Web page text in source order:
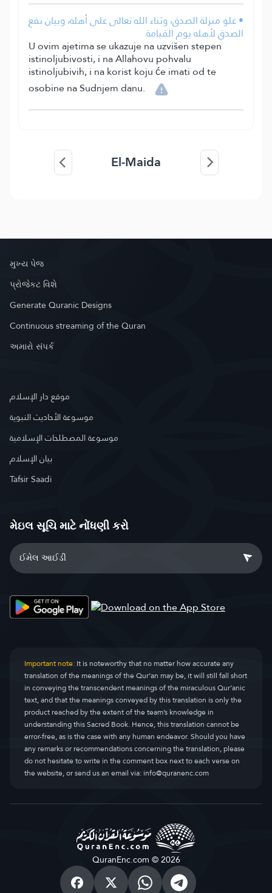
• علو منزلة الصدق، وثناء الله تعالى على أهله، وبيان نفع
الصدق لأهله يوم القيامة.
U ovim ajetima se ukazuje na uzvišen stepen
istinoljubivosti, i na Allahovu pohvalu
istinoljubivih, i na korist koju će imati od te
osobine na Sudnjem danu.
El-Maida
મુખ્ય પેજ
પ્રોજેકટ વિશે
Generate Quranic Designs
Continuous streaming of the Quran
અમારો સંપર્ક
موقع دار الإسلام
موسوعة الأحاديث النبوية
موسوعة المصطلحات الإسلامية
بيان الإسلام
Tafsir Saadi
મેઇલ સૂચિ માટે નોંધણી કરો
Important note:It is noteworthy that no matter how accurate any
translation of the meanings of the Qur’an may be, it will still fall short
in conveying the transcendent meanings of the miraculous Qur’anic
text, and that the meanings conveyed by this translation is only the
product reached by the extent of the team’s knowledge in
understanding this Sacred Book. Hence, this translation cannot be
error-free, as is the case with any human endeavor. Should you have
any remarks or recommendations concerning the translation, please
do not hesitate to write in the comment box next to each verse on
the website, or send us an email via:info@quranenc.com
QuranEnc.com © 2026